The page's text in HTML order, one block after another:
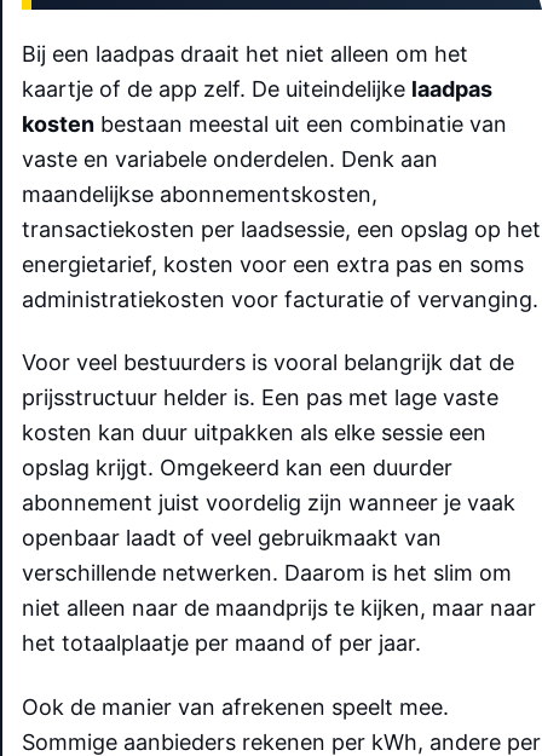
Bij een laadpas draait het niet alleen om het
kaartje of de app zelf. De uiteindelijke laadpas
kosten bestaan meestal uit een combinatie van
vaste en variabele onderdelen. Denk aan
maandelijkse abonnementskosten,
transactiekosten per laadsessie, een opslag op het
energietarief, kosten voor een extra pas en soms
administratiekosten voor facturatie of vervanging.
Voor veel bestuurders is vooral belangrijk dat de
prijsstructuur helder is. Een pas met lage vaste
kosten kan duur uitpakken als elke sessie een
opslag krijgt. Omgekeerd kan een duurder
abonnement juist voordelig zijn wanneer je vaak
openbaar laadt of veel gebruikmaakt van
verschillende netwerken. Daarom is het slim om
niet alleen naar de maandprijs te kijken, maar naar
het totaalplaatje per maand of per jaar.
Ook de manier van afrekenen speelt mee.
Sommige aanbieders rekenen per kWh, andere per